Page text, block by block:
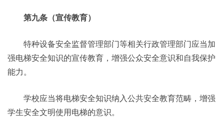
第九条（宣传教育）
特种设备安全监督管理部门等相关行政管理部门应当加
强电梯安全知识的宣传教育，增强公众安全意识和自我保护
能力。
学校应当将电梯安全知识纳入公共安全教育范畴，增强
学生安全文明使用电梯的意识。